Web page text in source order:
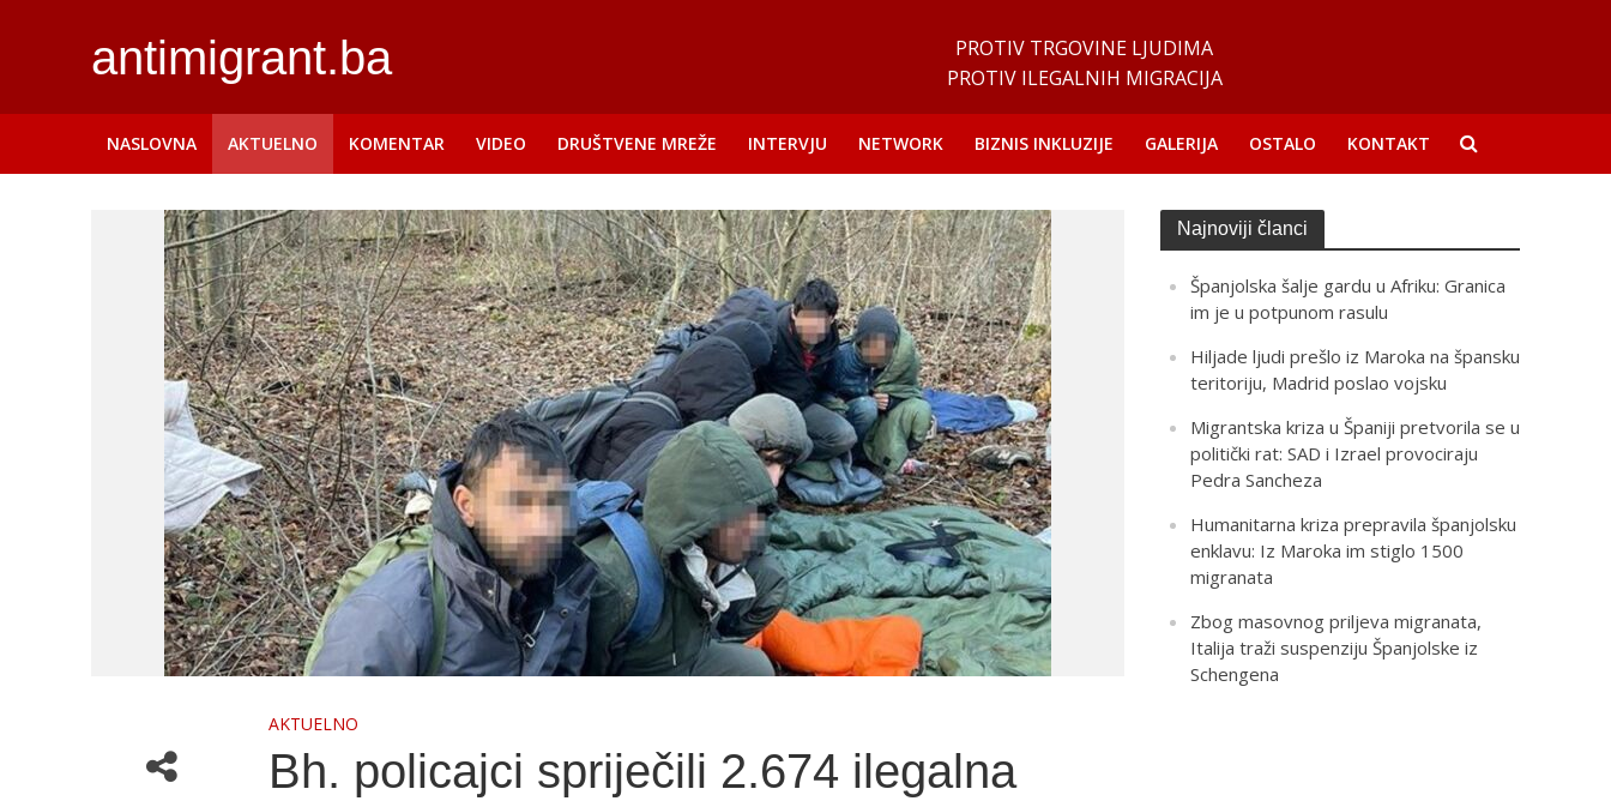
antimigrant.ba
PROTIV TRGOVINE LJUDIMA
PROTIV ILEGALNIH MIGRACIJA
NASLOVNA AKTUELNO KOMENTAR VIDEO DRUŠTVENE MREŽE INTERVJU NETWORK BIZNIS INKLUZIJE GALERIJA OSTALO KONTAKT
AKTUELNO
Bh. policajci spriječili 2.674 ilegalna
Najnoviji članci
Španjolska šalje gardu u Afriku: Granica
im je u potpunom rasulu
Hiljade ljudi prešlo iz Maroka na špansku
teritoriju, Madrid poslao vojsku
Migrantska kriza u Španiji pretvorila se u
politički rat: SAD i Izrael provociraju
Pedra Sancheza
Humanitarna kriza prepravila španjolsku
enklavu: Iz Maroka im stiglo 1500
migranata
Zbog masovnog priljeva migranata,
Italija traži suspenziju Španjolske iz
Schengena